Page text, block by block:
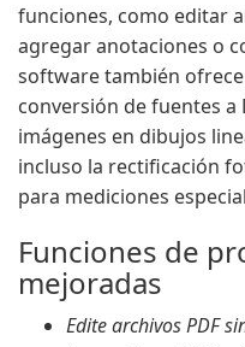
funciones, como editar
agregar anotaciones o
software también
conversión de fuentes a
imágenes en dibujos
incluso la rectificación
para mediciones
Funciones de
mejoradas
Edite archivos PDF